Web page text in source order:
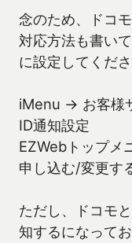
念のため、ドコ
対応方法も書い
に設定してくださ
iMenu → お客様
ID通知設定
EZWebトップ
申し込む/変更す
ただし、ドコモ
知するになって